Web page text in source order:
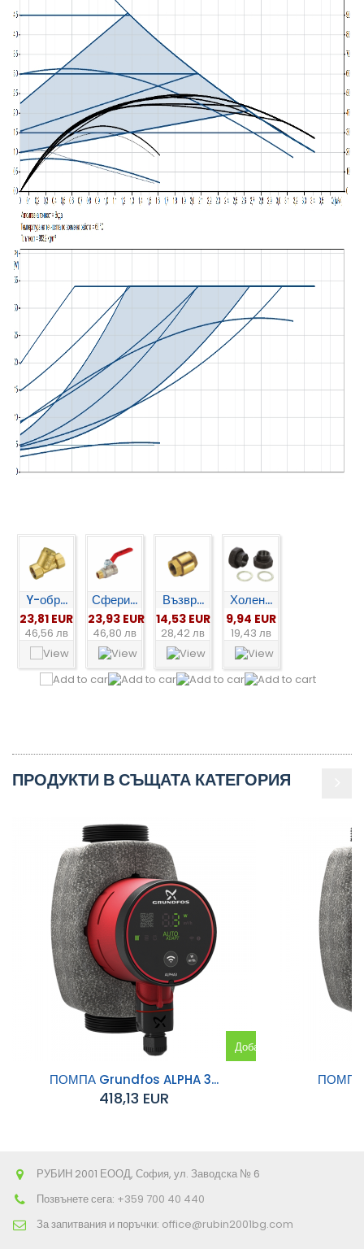
Y-обр...
23,81 EUR
46,56 лв
Сфери...
23,93 EUR
46,80 лв
Възвр...
14,53 EUR
28,42 лв
Холен...
9,94 EUR
19,43 лв
ПРОДУКТИ В СЪЩАТА КАТЕГОРИЯ
Добавяне
ПОМПА Grundfos ALPHA 3...
418,13 EUR
ПОМПА
РУБИН 2001 ЕООД, София, ул. Заводска № 6
Позвънете сега: +359 700 40 440
За запитвания и поръчки: office@rubin2001bg.com